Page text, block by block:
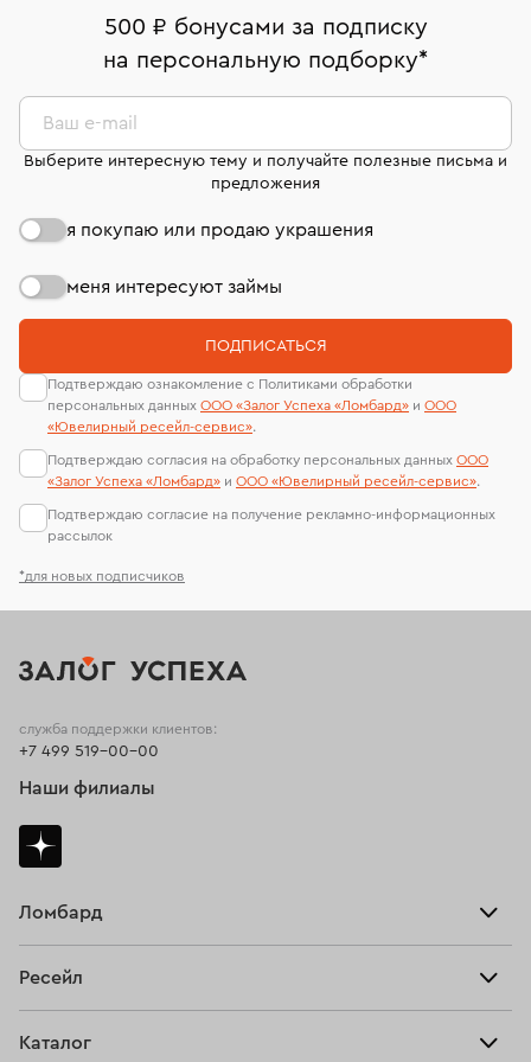
комиссионных украшений и часов смотрите на
странице«Возврат украшений»
Москва, ул. Грузинский Вал, д. 28/45
Срок бронирования украшения при самовывозе из
Оплата наличными или картой
Система быстрых платежей (по QR-коду)
В кредит от Т-Банка (до 50 000 руб., на 3–6 мес.)
номер (УИН)
На особо ценные изделия получены
сертификаты МГУ и других геммологических
лабораторий
500 ₽ бонусами за подписку
на персональную подборку*
*для новых подписчиков
Ваш e-mail
Выберите интересную тему и получайте полезные письма и
предложения
я покупаю или продаю украшения
меня интересуют займы
ПОДПИСАТЬСЯ
Подтверждаю ознакомление с Политиками обработки
персональных данных ООО «Залог Успеха «Ломбард» и ООО
«Ювелирный ресейл-сервиc».
Подтверждаю согласия на обработку персональных данных ООО
«Залог Успеха «Ломбард» и ООО «Ювелирный ресейл-сервиc».
Подтверждаю согласие на получение рекламно-информационных
рассылок
Ломбард
Тарифы
Ресейл
Каталог
служба поддержки клиентов:
+7 499 519-00-00
Наши филиалы